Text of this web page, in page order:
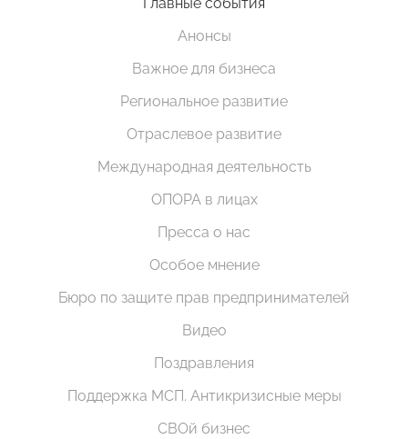
Анонсы
Важное для бизнеса
Региональное развитие
Отраслевое развитие
Международная деятельность
ОПОРА в лицах
Пресса о нас
Особое мнение
Бюро по защите прав предпринимателей
Видео
Поздравления
Поддержка МСП. Антикризисные меры
СВОй бизнес